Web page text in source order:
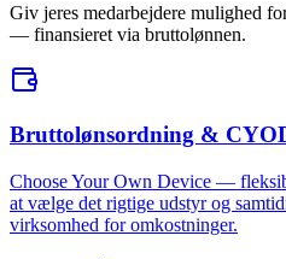
Giv jeres medarbejdere mulighed
— finansieret via bruttolønnen.
Bruttolønsordning &
Choose Your Own Device —
at vælge det rigtige udstyr og
virksomhed for omkostninger.